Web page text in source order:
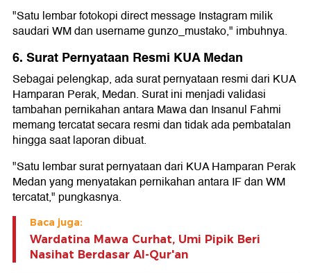
"Satu lembar fotokopi direct message Instagram milik
saudari WM dan username gunzo_mustako," imbuhnya.
6. Surat Pernyataan Resmi KUA Medan
Sebagai pelengkap, ada surat pernyataan resmi dari KUA
Hamparan Perak, Medan. Surat ini menjadi validasi
tambahan pernikahan antara Mawa dan Insanul Fahmi
memang tercatat secara resmi dan tidak ada pembatalan
hingga saat laporan dibuat.
"Satu lembar surat pernyataan dari KUA Hamparan Perak
Medan yang menyatakan pernikahan antara IF dan WM
tercatat," pungkasnya.
Baca juga:
Wardatina Mawa Curhat, Umi Pipik Beri
Nasihat Berdasar Al-Qur'an